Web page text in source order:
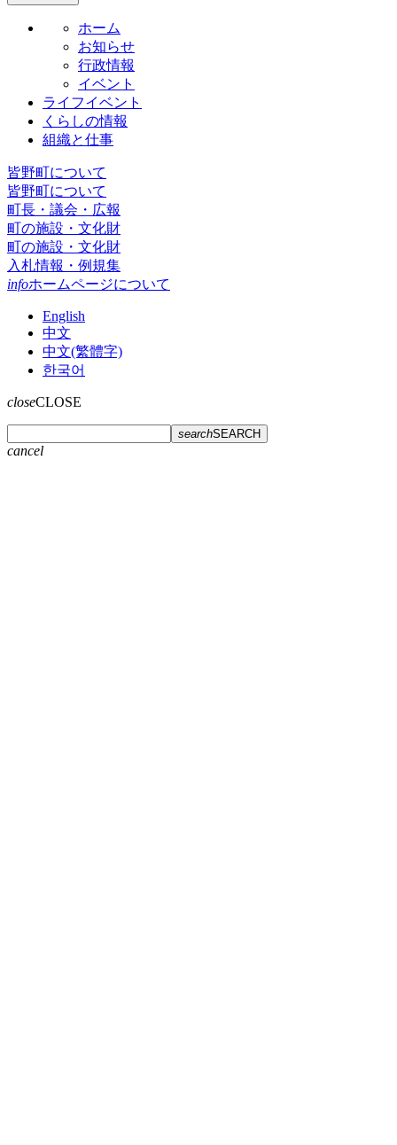
ホーム
お知らせ
行政情報
イベント
ライフイベント
くらしの情報
組織と仕事
皆野町について
皆野町について
町長・議会・広報
町の施設・文化財
町の施設・文化財
入札情報・例規集
infoホームページについて
English
中文
中文(繁體字)
한국어
closeCLOSE
searchSEARCH
cancel